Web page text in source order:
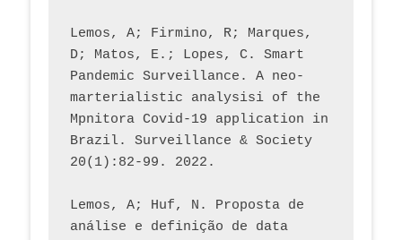
Lemos, A; Firmino, R; Marques,
D; Matos, E.; Lopes, C. Smart
Pandemic Surveillance. A neo-
marterialistic analysisi of the
Mpnitora Covid-19 application in
Brazil. Surveillance & Society
20(1):82-99. 2022.
Lemos, A; Huf, N. Proposta de
análise e definição de data